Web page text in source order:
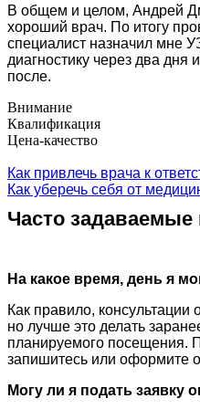
В общем и целом, Андрей
хороший врач. По итогу
специалист назначил мне
диагностику через два
после.
Внимание
Квалификация
Цена-качество
Как привлечь врача к
Как уберечь себя от
Часто
На какое время, день я
Как правило,
но лучше это делать
планируемого посещения.
запишитесь или оформите
Могу ли я подать заявку